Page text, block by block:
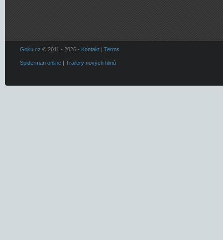
Goku.cz © 2011 - 2026 - Kontakt Terms
Spiderman online Trailery nových filmů